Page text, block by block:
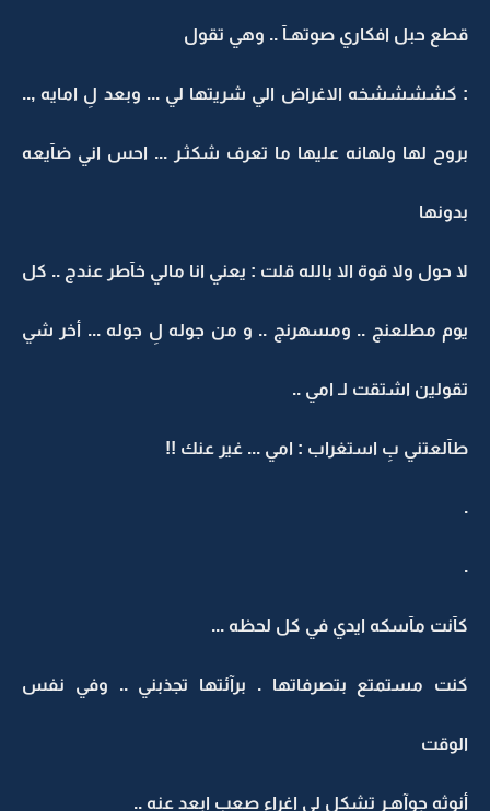
قطع حبل افكاري صوتهـآ .. وهي تقول
: كششششخه الاغراض الي شريتها لي ... وبعد لِ امايه ,..
بروح لها ولهانه عليها ما تعرف شكثـر ... احس اني ضآيعه
بدونها
لا حول ولا قوة الا بالله قلت : يعني انا مالي خآطر عندج .. كل
يوم مطلعنج .. ومسهرنج .. و من جوله لِ جوله ... أخر شي
تقولين اشتقت لـ امي ..
طآلعتني بِ استغراب : امي ... غير عنك !!
.
.
كآنت مآسكه ايدي في كل لحظه ...
كنت مستمتع بتصرفاتها . برآئتها تجذبني .. وفي نفس
الوقت
أنوثه جوآهـر تشكل لي اغراء صعب ابعد عنه ..